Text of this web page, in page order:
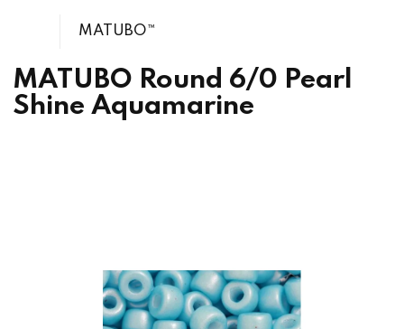
MATUBO Round 6/0 Pearl
Shine Aquamarine
MATUBO™